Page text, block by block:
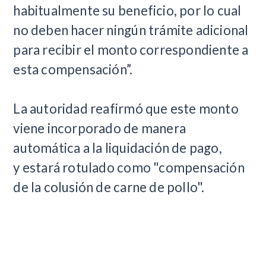
habitualmente su beneficio, por lo cual
no deben hacer ningún trámite adicional
para recibir el monto correspondiente a
esta compensación”.
La autoridad reafirmó que este monto
viene incorporado de manera
automática a la liquidación de pago,
y estará rotulado como "compensación
de la colusión de carne de pollo".